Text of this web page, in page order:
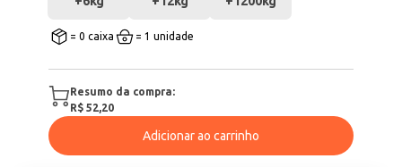
= 0 caixa = 1 unidade
Resumo da compra:
R$ 52,20
Adicionar ao carrinho